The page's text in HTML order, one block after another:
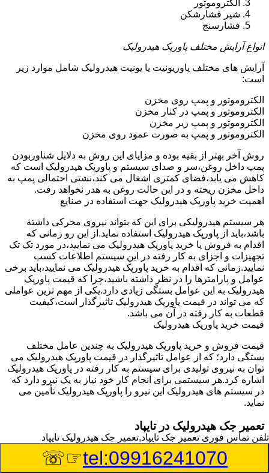
الکتروموتور
شیر فشارشکن
فشارسنج
انواع آرایش مختلف پاورپک هیدرولیک
آرایش های مختلف پاوریونیت یا یونیت هیدرولیک شامل موارد زیر
است:
الکتروموتور و پمپ روی مخزن
الکتروموتور و پمپ در کنار مخزن
الکتروموتور و پمپ زیر مخزن
الکتروموتور و پمپ به صورت عمود روی مخزن
روش آخر بهتر از بقیه بوده و مزایای این روش به دلایل شناوربودن
پمپ داخل روغن،سر و صدای سیستم و پاورپک هیدرولیک است که
کاهش می یابد،فضای کمتری اشغال می کند،نشتی احتمالی پمپ به
داخل مخزن ریخته و در این حالت روغن به هدر نخواهد رفت.
اهمیت خرید پاورپک هیدرولیک جهت استفاده در صنایع
هر سیستم هیدرولیکی برای این که بتواند نیروی محرکی داشته
باشد،باید از پاورپک هیدرولیک استفاده نماید.از این رو زمانی که
اقدام به فروش یا خرید پاورپک هیدرولیک می نمایید،در مورد تک تک
تجهیزات و اجزای به کار رفته در این سیستم اطلاعات کسب
نمایید.زمانی که اقدام به خرید پاورپک هیدرولیک می نمایید،باید برخی
عوامل و پارامترها را در نظر داشته باشید،چرا که قیمت پاورپک
هیدرولیک به این عوامل بستگی زیادی دارد.یکی از مهم ترین عواملی
که می تواند در قیمت پاورپک هیدرولیک تاثیرگذار است،کیفیت
قطعات به کار رفته در آن می باشد.
قیمت خرید پاورپک هیدرولیک
قیمت فروش و خرید پاورپک هیدرولیک به چندین عامل مختلف
بستگی دارد؛ که از عوامل تاثیرگذار در قیمت پاورپک هیدرولیک می
توان به نیروی تولیدی برای سیستم به کار رفته در پاورپک هیدرولیک
اشاره کرد.هر سیستمی برای انجام کار خود نیاز به یک نیرو دارد که
در سیستم های هیدرولیک این نیرو را پاورپک هیدرولیک تأمین می
نماید.
تعمیر جک هیدرولیک در تایپاد
وسیله‎ای که با عملکرد خود موجب بلند شدن اهرم و یا وزن سنگین
در یک قسمت می گردد را جک هیدرولیک می نامند.جک هیدرولیک
تلفن تماس فوری تعمیر جک تایپاد,تعمیر جک هیدرولیک تایپاد
tel:09916241070
☞☏